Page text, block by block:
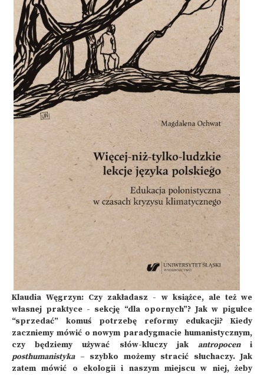
Klaudia Węgrzyn: Czy zakładasz - w książce, ale też we
własnej praktyce - sekcję “dla opornych”? Jak w pigułce
“sprzedać” komuś potrzebę reformy edukacji? Kiedy
zaczniemy mówić o nowym paradygmacie humanistycznym,
czy będziemy używać słów-kluczy jak antropoceni
posthumanistyka– szybko możemy stracić słuchaczy. Jak
zatem mówić o ekologii i naszym miejscu w niej, żeby